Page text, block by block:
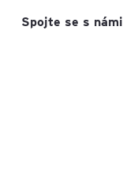
Spojte se s námi